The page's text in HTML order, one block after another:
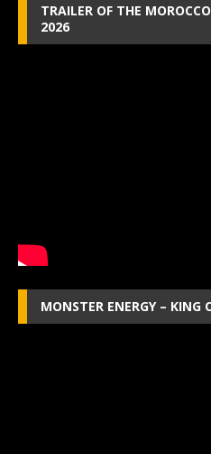
TRAILER OF THE
2026
MONSTER ENERGY – KING